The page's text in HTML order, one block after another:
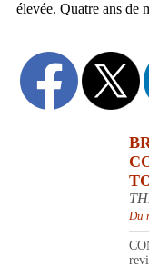
élevée. Quatre ans de
Du